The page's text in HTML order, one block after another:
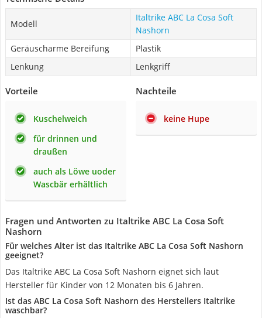
Modell
Italtrike ABC La Cosa Soft
Nashorn
Geräuscharme Bereifung
Plastik
Lenkung
Lenkgriff
Vorteile
Kuschelweich
für drinnen und
draußen
auch als Löwe uoder
Wascbär erhältlich
Nachteile
keine Hupe
Fragen und Antworten zu Italtrike ABC La Cosa Soft
Nashorn
Für welches Alter ist das Italtrike ABC La Cosa Soft Nashorn
geeignet?
Das Italtrike ABC La Cosa Soft Nashorn eignet sich laut
Hersteller für Kinder von 12 Monaten bis 6 Jahren.
Ist das ABC La Cosa Soft Nashorn des Herstellers Italtrike
waschbar?